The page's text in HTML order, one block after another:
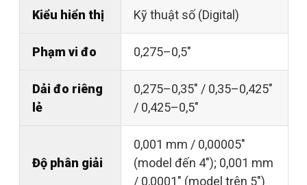
Kiểu hiển thị Kỹ thuật số (Digital)
Phạm vi đo 0,275–0,5"
Dải đo riêng
lẻ
0,275–0,35" / 0,35–0,425"
/ 0,425–0,5"
Độ phân giải
0,001 mm / 0,00005"
(model đến 4"); 0,001 mm
/ 0,0001" (model trên 5")